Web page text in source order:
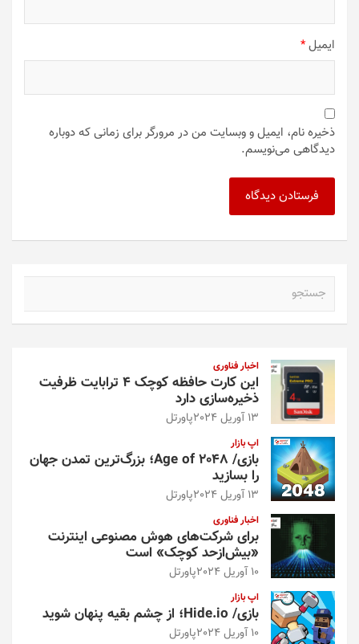
ایمیل*
ذخیره نام، ایمیل و وبسایت من در مرورگر برای زمانی که دوباره
دیدگاهی می‌نویسم.
اخبار فناوری
این کارت حافظه کوچک ۴ ترابایت ظرفیت
ذخیره‌سازی دارد
13 آوریل 2024 پاورتل
اپ بازار
بازی/ Age of 2048؛ بزرگ‌ترین تمدن جهان
را بسازید
13 آوریل 2024 پاورتل
اخبار فناوری
برای شرکت‌های هوش مصنوعی اینترنت
«بیش‌از‌حد کوچک» است
10 آوریل 2024 پاورتل
اپ بازار
بازی/ Hide.io؛ از چشم بقیه پنهان شوید
10 آوریل 2024 پاورتل